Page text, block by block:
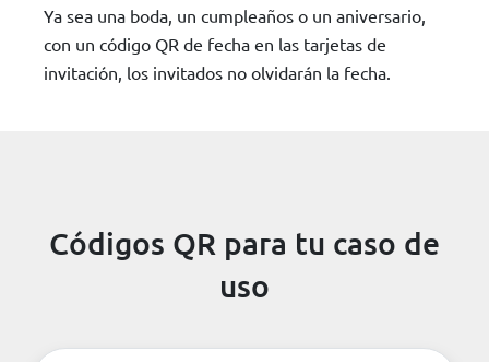
Ya sea una boda, un cumpleaños o un aniversario,
con un código QR de fecha en las tarjetas de
invitación, los invitados no olvidarán la fecha.
Códigos QR para tu caso de
uso